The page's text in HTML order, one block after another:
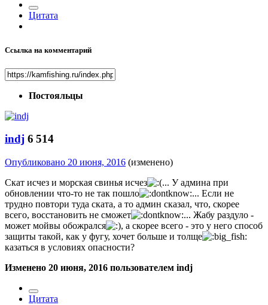
Цитата
Ссылка на комментарий
Постояльцы
indj 6 514
Опубликовано 20 июня, 2016 (изменено)
Скат исчез и морская свинья исчез
... У админа при
обновлении что-то не так пошло
... Если не
трудно повтори туда ската, а то админ сказал, что, скорее
всего, восстановить не сможет
... Жабу раздуло -
может мойвы обожрался
, а скорее всего - это у него способ
защиты такой, как у фугу, хочет больше и толще
казаться в условиях опасности?
Изменено 20 июня, 2016 пользователем indj
Цитата